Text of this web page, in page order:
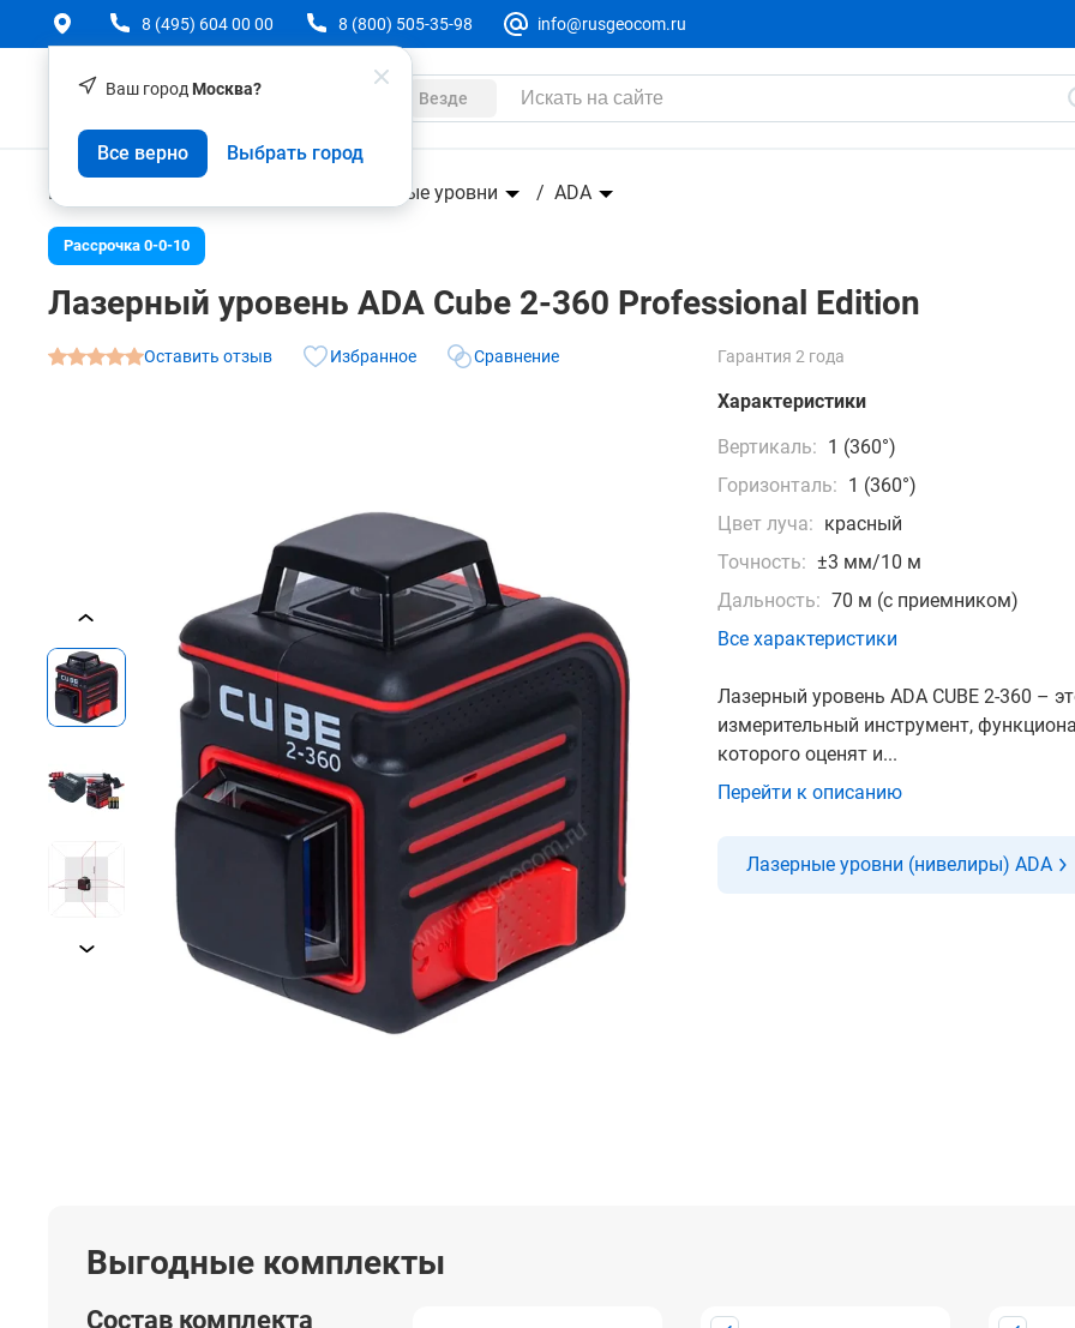
Ваш город Москва?
Все верно Выбрать город
8 (495) 604 00 00 8 (800) 505-35-98 info@rusgeocom.ru
Везде
Геодезическое оборудование Лазерные уровни ADA
Рассрочка 0-0-10
Лазерный уровень ADA Cube 2-360 Professional Edition
Оставить отзыв Избранное Сравнение Гарантия 2 года
Характеристики
Вертикаль: 1 (360°)
Горизонталь: 1 (360°)
Цвет луча: красный
Точность: ±3 мм/10 м
Дальность: 70 м (с приемником)
Все характеристики
Лазерный уровень ADA CUBE 2-360 –
измерительный инструмент,
которого оценят и...
Перейти к описанию
Лазерные уровни (нивелиры) ADA
Выгодные комплекты
Состав комплекта
Лазерный уровень ADA Cube 2-360 Professional Edition
КомплектыО товареХарактеристики